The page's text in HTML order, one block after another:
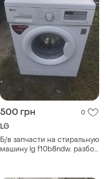
500 грн 0
LG
Б/в запчасти на стиральную
машину lg f10b8ndw. разбор
запчастям